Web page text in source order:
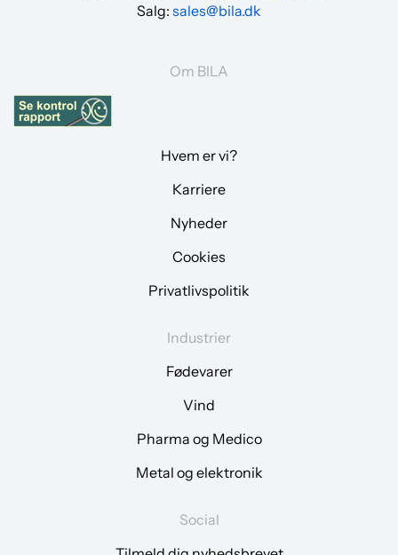
Salg: sales@bila.dk
Om BILA
Hvem er vi?
Karriere
Nyheder
Cookies
Privatlivspolitik
Industrier
Fødevarer
Vind
Pharma og Medico
Metal og elektronik
Social